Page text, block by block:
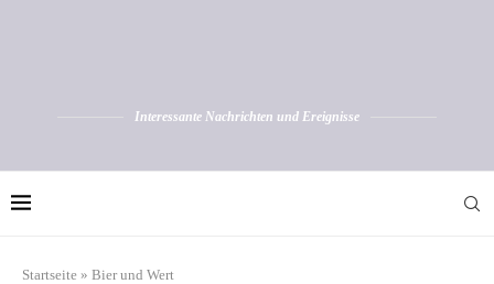
Interessante Nachrichten und Ereignisse
Startseite » Bier und Wert